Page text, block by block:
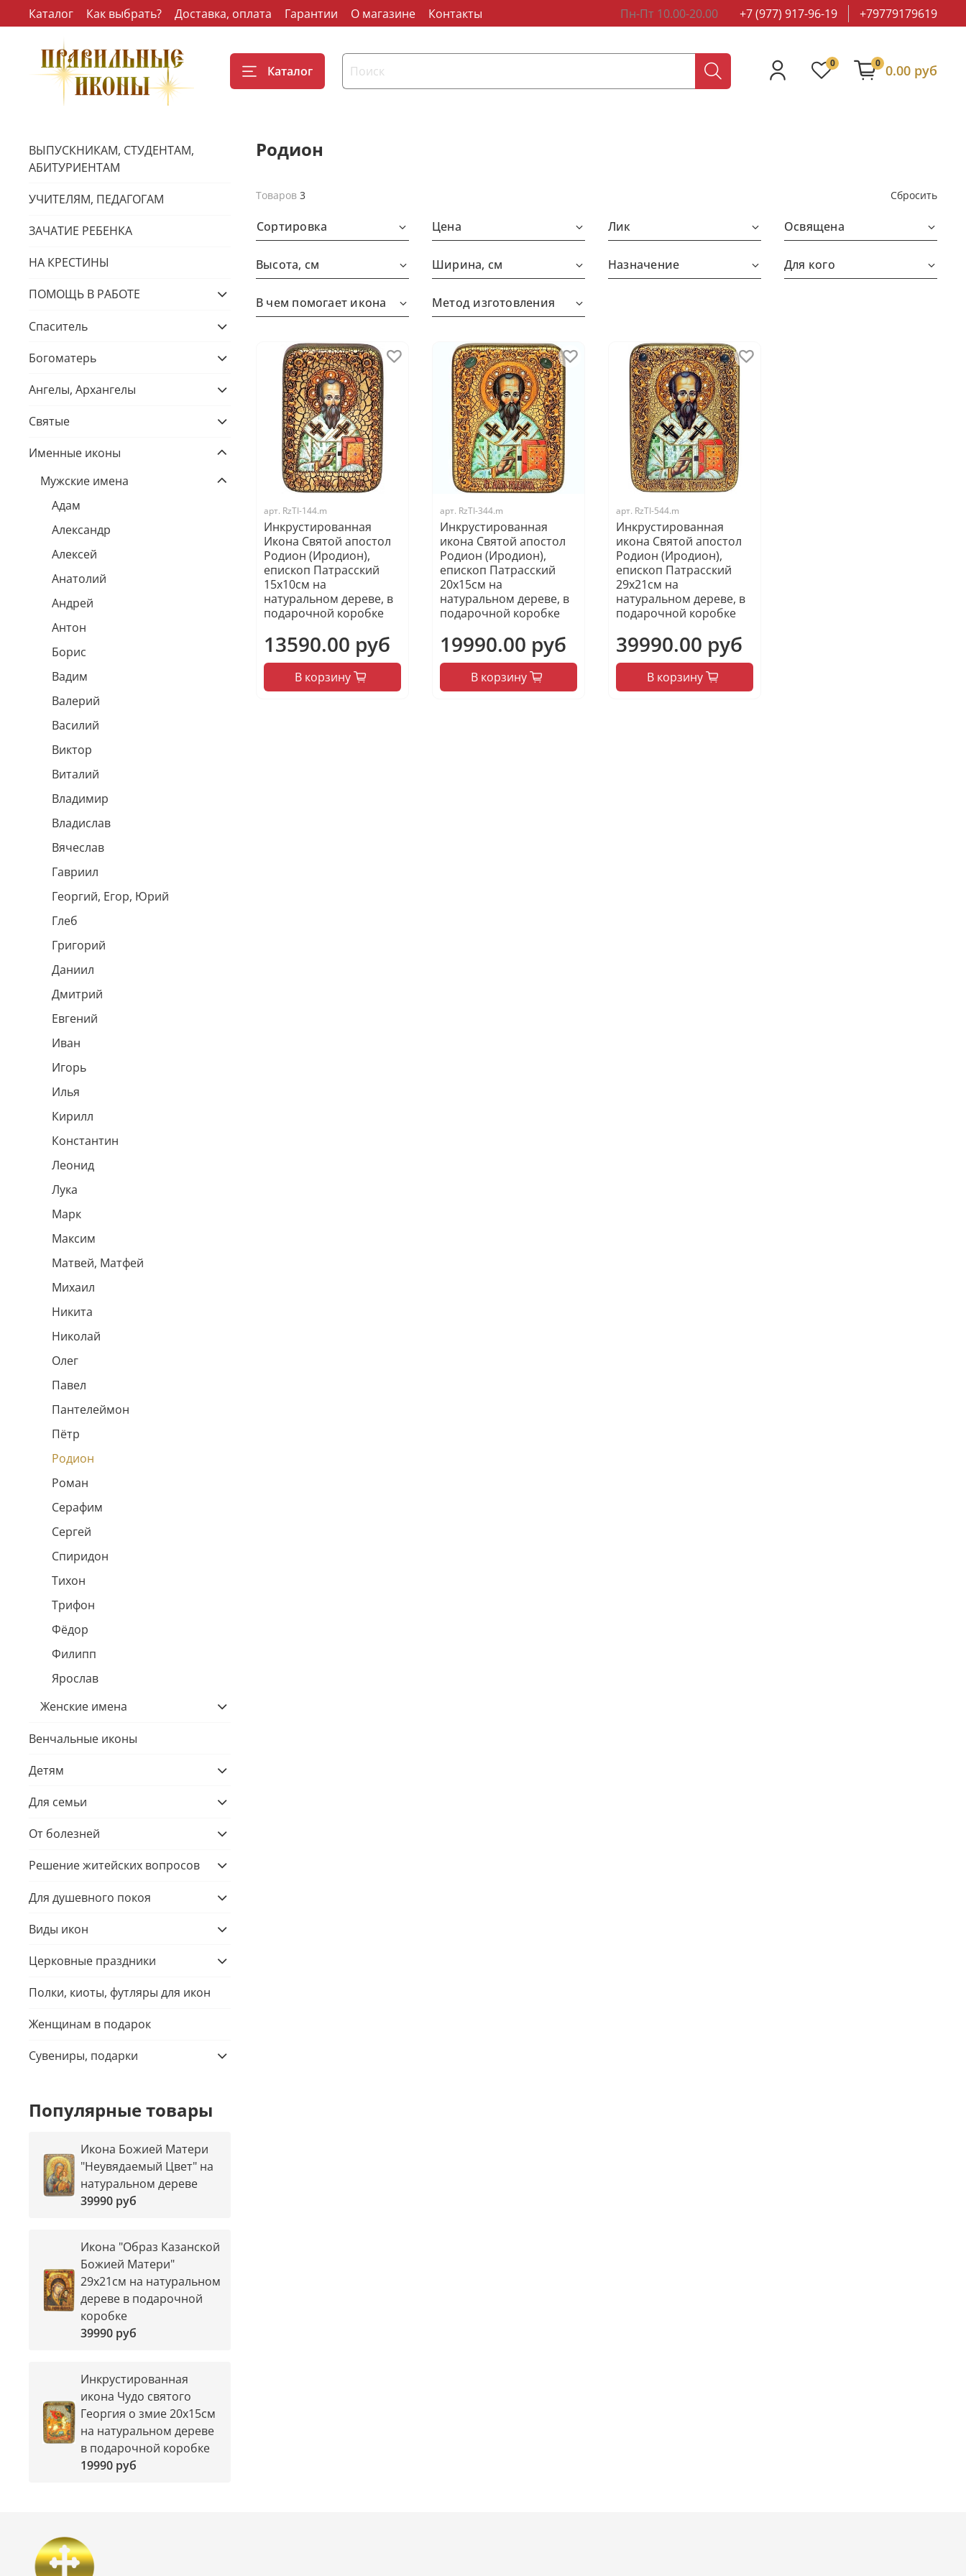
Каталог Как выбрать? Доставка, оплата Гарантии О магазине Контакты Пн-Пт 10.00-20.00 +7 (977) 917-96-19 +79779179619
Каталог
0 0 0.00 руб
Родион
Товаров 3 Сбросить
Сортировка Цена Лик Освящена
Высота, см Ширина, см Назначение Для кого
В чем помогает икона Метод изготовления
арт. RzTI-144.m
Инкрустированная
Икона Святой апостол
Родион (Иродион),
епископ Патрасский
15х10см на
натуральном дереве, в
подарочной коробке
13590.00 руб
В корзину
арт. RzTI-344.m
Инкрустированная
икона Святой апостол
Родион (Иродион),
епископ Патрасский
20х15см на
натуральном дереве, в
подарочной коробке
19990.00 руб
В корзину
арт. RzTI-544.m
Инкрустированная
икона Святой апостол
Родион (Иродион),
епископ Патрасский
29х21см на
натуральном дереве, в
подарочной коробке
39990.00 руб
В корзину
ВЫПУСКНИКАМ, СТУДЕНТАМ,
АБИТУРИЕНТАМ
УЧИТЕЛЯМ, ПЕДАГОГАМ
ЗАЧАТИЕ РЕБЕНКА
НА КРЕСТИНЫ
ПОМОЩЬ В РАБОТЕ
Спаситель
Богоматерь
Ангелы, Архангелы
Святые
Именные иконы
Мужские имена
Адам
Александр
Алексей
Анатолий
Андрей
Антон
Борис
Вадим
Валерий
Василий
Виктор
Виталий
Владимир
Владислав
Вячеслав
Гавриил
Георгий, Егор, Юрий
Глеб
Григорий
Даниил
Дмитрий
Евгений
Иван
Игорь
Илья
Кирилл
Константин
Леонид
Лука
Марк
Максим
Матвей, Матфей
Михаил
Никита
Николай
Олег
Павел
Пантелеймон
Пётр
Родион
Роман
Серафим
Сергей
Спиридон
Тихон
Трифон
Фёдор
Филипп
Ярослав
Женские имена
Венчальные иконы
Детям
Для семьи
От болезней
Решение житейских вопросов
Для душевного покоя
Виды икон
Церковные праздники
Полки, киоты, футляры для икон
Женщинам в подарок
Сувениры, подарки
Популярные товары
Икона Божией Матери
"Неувядаемый Цвет" на
натуральном дереве
39990 руб
Икона "Образ Казанской
Божией Матери"
29х21см на натуральном
дереве в подарочной
коробке
39990 руб
Инкрустированная
икона Чудо святого
Георгия о змие 20х15см
на натуральном дереве
в подарочной коробке
19990 руб